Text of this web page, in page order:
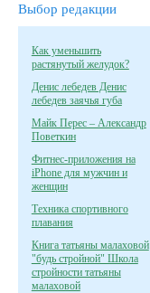
Выбор редакции
Как уменьшить
растянутый желудок?
Денис лебедев Денис
лебедев заячья губа
Майк Перес – Александр
Поветкин
Фитнес-приложения на
iPhone для мужчин и
женщин
Техника спортивного
плавания
Книга татьяны малаховой
"будь стройной" Школа
стройности татьяны
малаховой